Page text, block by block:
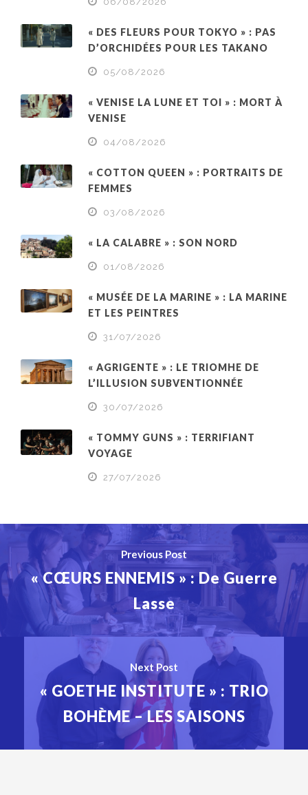
« DES FLEURS POUR TOKYO » : PAS
D’ORCHIDÉES POUR LES TAKANO
05/08/2026
« VENISE LA LUNE ET TOI » : MORT À
VENISE
04/08/2026
« COTTON QUEEN » : PORTRAITS DE
FEMMES
03/08/2026
« LA CALABRE » : SON NORD
01/08/2026
« MUSÉE DE LA MARINE » : LA MARINE
ET LES PEINTRES
31/07/2026
« AGRIGENTE » : LE TRIOMHE DE
L’ILLUSION SUBVENTIONNÉE
30/07/2026
« TOMMY GUNS » : TERRIFIANT
VOYAGE
27/07/2026
Previous Post
« CŒURS ENNEMIS » : De Guerre
Lasse
Next Post
« GOETHE INSTITUTE » : TRIO
BOHÈME – LES SAISONS